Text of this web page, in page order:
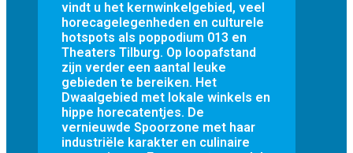
vindt u het kernwinkelgebied, veel
horecagelegenheden en culturele
hotspots als poppodium 013 en
Theaters Tilburg. Op loopafstand
zijn verder een aantal leuke
gebieden te bereiken. Het
Dwaalgebied met lokale winkels en
hippe horecatentjes. De
vernieuwde Spoorzone met haar
industriële karakter en culinaire